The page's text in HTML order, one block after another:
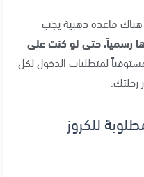
هناك قاعدة ذهبية يجب
رسمياً، حتى لو كنت على
لمتطلبات الدخول لكل
للكروز